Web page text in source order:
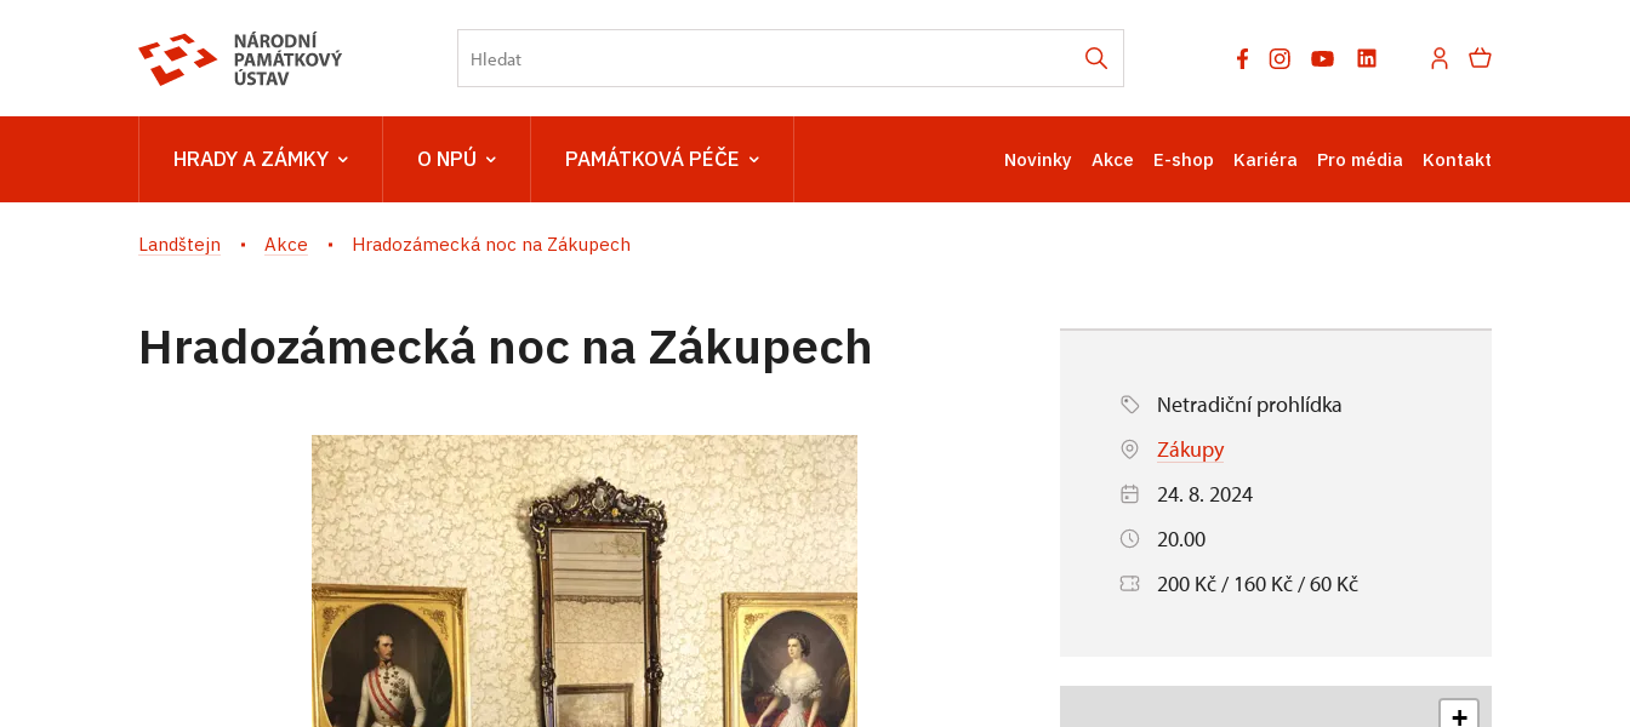
HRADY A ZÁMKY O NPÚ PAMÁTKOVÁ PÉČE Novinky Akce E-shop Kariéra Pro média Kontakt
Landštejn Akce Hradozámecká noc na Zákupech
Hradozámecká noc na Zákupech
Netradiční prohlídka
Zákupy
24. 8. 2024
20.00
200 Kč / 160 Kč / 60 Kč
+